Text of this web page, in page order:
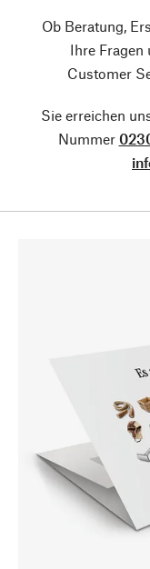
Ob Beratung,
Ihre Fragen
Customer
Sie erreichen
Nummer